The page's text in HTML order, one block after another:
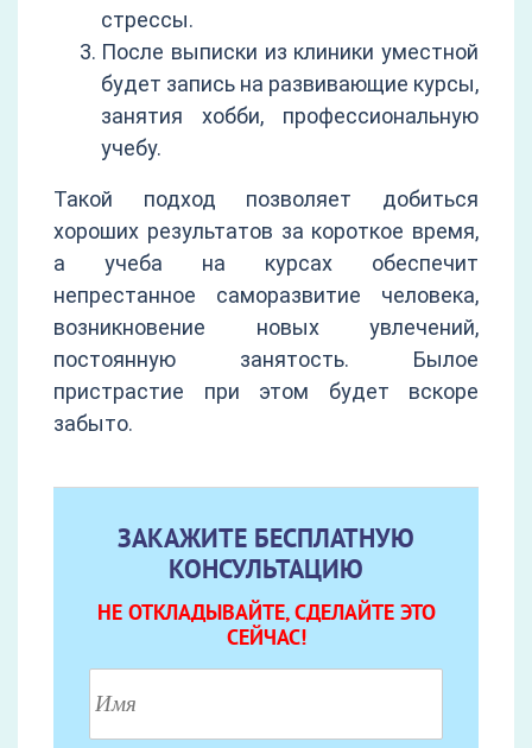
стрессы.
После выписки из клиники уместной
будет запись на развивающие курсы,
занятия хобби, профессиональную
учебу.
Такой подход позволяет добиться
хороших результатов за короткое время,
а учеба на курсах обеспечит
непрестанное саморазвитие человека,
возникновение новых увлечений,
постоянную занятость. Былое
пристрастие при этом будет вскоре
забыто.
ЗАКАЖИТЕ БЕСПЛАТНУЮ
КОНСУЛЬТАЦИЮ
НЕ ОТКЛАДЫВАЙТЕ, СДЕЛАЙТЕ ЭТО
СЕЙЧАС!